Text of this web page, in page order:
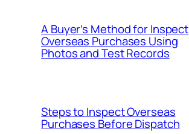
A Buyer’s Method for Inspect
Overseas Purchases Using
Photos and Test Records
Steps to Inspect Overseas
Purchases Before Dispatch